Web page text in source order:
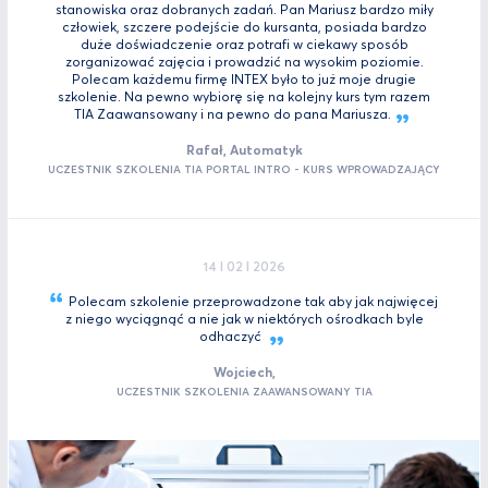
stanowiska oraz dobranych zadań. Pan Mariusz bardzo miły
człowiek, szczere podejście do kursanta, posiada bardzo
duże doświadczenie oraz potrafi w ciekawy sposób
zorganizować zajęcia i prowadzić na wysokim poziomie.
Polecam każdemu firmę INTEX było to już moje drugie
szkolenie. Na pewno wybiorę się na kolejny kurs tym razem
TIA Zaawansowany i na pewno do pana Mariusza.
Rafał, Automatyk
UCZESTNIK SZKOLENIA TIA PORTAL INTRO - KURS WPROWADZAJĄCY
14 I 02 I 2026
Polecam szkolenie przeprowadzone tak aby jak najwięcej
z niego wyciągnąć a nie jak w niektórych ośrodkach byle
odhaczyć
Wojciech,
UCZESTNIK SZKOLENIA ZAAWANSOWANY TIA